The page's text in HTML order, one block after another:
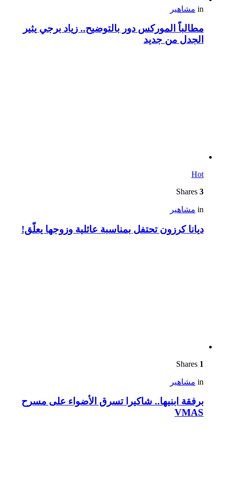
in مشاهير
مطالباً الموركس دور بالتوضيح.. زياد برجي يثير
الجدل من جديد
Hot
3
in مشاهير
ديانا كرزون تحتفل بمناسبة عائلية وزوجها يعلّق!
1
in مشاهير
برفقة ابنيها.. شاكيرا تسرق الأضواء على مسرح
VMAS